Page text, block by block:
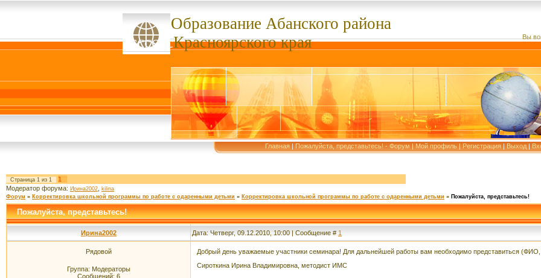
Образование Абанского района
сссссссКрасноярского края Вы
Главная| Пожалуйста, представьтесь! - Форум | Мой профиль| Регистрация| Выход|
Страница 1 из 1
1
Модератор форума: Ирина2002
kilina
Форум » Корректировка школьной программы по работе с одаренными детьми » Корректировка школьной программы по работе с одаренными детьми » Пожалуйста, представьтесь!
Пожалуйста, представьтесь!
Ирина2002 Дата: Четверг, 09.12.2010, 10:00 | Сообщение # 1
Рядовой
Группа: Модераторы
Сообщений: 6
Добрый день уважаемые участники семинара! Для дальнейшей работы вам необходимо представиться (ФИО,
Сироткина Ирина Владимировна, методист ИМС